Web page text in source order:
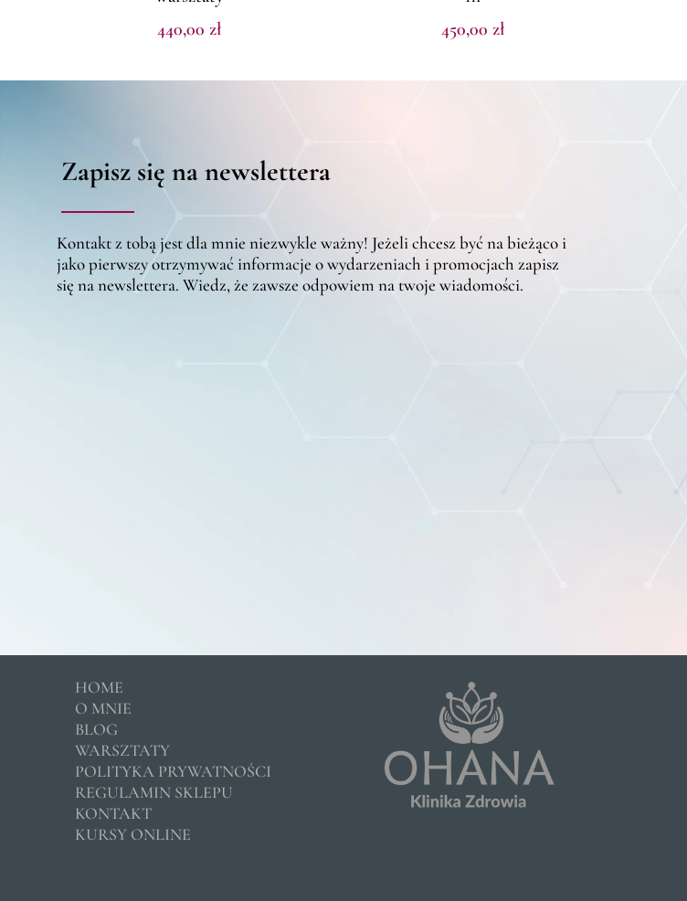
440,00zł
450,00 zł
Zapisz się na newslettera
Kontakt z tobą jest dla mnie niezwykle ważny! Jeżeli chcesz być na bieżąco i
jako pierwszy otrzymywać informacje o wydarzeniach i promocjach zapisz
się na newslettera. Wiedz, że zawsze odpowiem na twoje wiadomości.
HOME
O MNIE
BLOG
WARSZTATY
POLITYKA PRYWATNOŚCI
REGULAMIN SKLEPU
KONTAKT
KURSY ONLINE